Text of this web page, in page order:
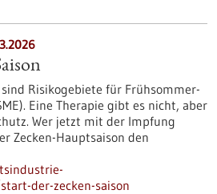
Risikogebiete für Frühsommer-
Eine Therapie gibt es nicht, aber
Wer jetzt mit der Impfung
Zecken-Hauptsaison den
der-zecken-saison